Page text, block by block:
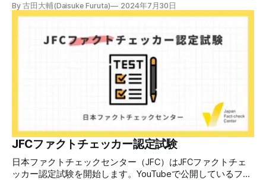
ファクトチェックやメディアリテラシーの知識を学ぶことが
の日本での影響を調べた2万人調査の紹介や、間違った情報
を信じてしまう背景にある人間のバイアス、大規模に拡散す
るSNSアルゴリズムなどを解説しています。 実践編では、画
像や動画や生成AIなど、偽・誤情報をどのように検証したら
良いかをJFCが検証してきた事例から具体的に学びます。
JFCファクトチェッカー認定試験を開始 2024年7月29日か
ら、これらの内容について習熟度を確認するJFCファクトチ
ェッカー認定試験を開始します。誰でもいつでも受験可能で
す（2024年度中は受験料1000円、2025年度から2000円）。
合格者には様々な技能をデジタル証明するオープンバッジ・
ネットワークを活用して、JFCファクトチェッカーの認定証
を発行します。 JFCファクトチェッカー認定試験
By 古田大輔(Daisuke Furuta) 2024年7月30日
JFCファクトチェッカー認定試験
日本ファクトチェックセンター（JFC）はJFCファクトチェ
ッカー認定試験を開始します。YouTubeで公開しているファ